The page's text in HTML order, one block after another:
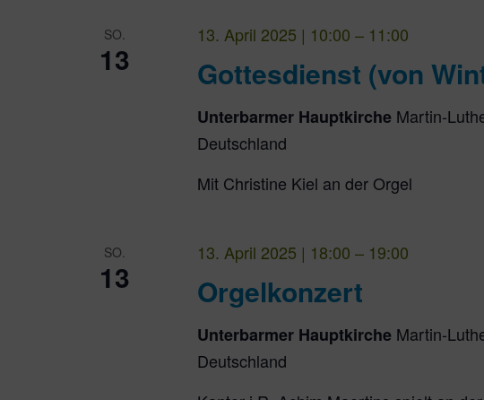
SO.
13 Gottesdienst (von
13. April 2025 | 10:00 – 11:00
Unterbarmer Hauptkirche Martin-
Deutschland
Mit Christine Kiel an der Orgel
SO.
13 Orgelkonzert
13. April 2025 | 18:00 – 19:00
Unterbarmer Hauptkirche Martin-
Deutschland